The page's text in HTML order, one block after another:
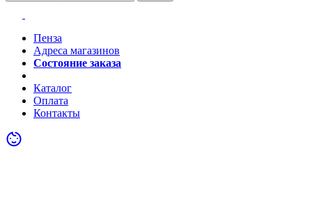
Пенза
Адреса магазинов
Состояние заказа
Каталог
Оплата
Контакты